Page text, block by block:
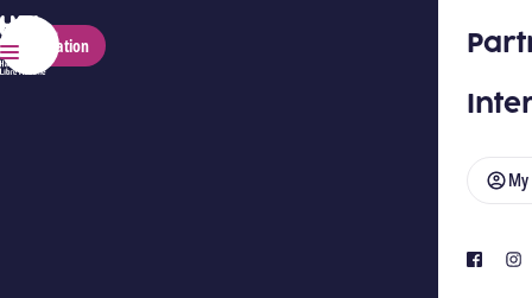
HELMo
Menu
My
facebook
Application